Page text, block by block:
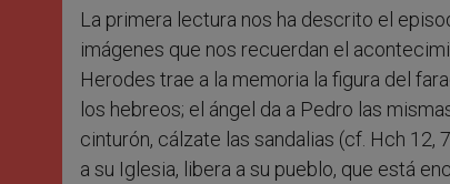
La primera lectura nos ha descrito el
imágenes que nos recuerdan el
Herodes trae a la memoria la figura del
los hebreos; el ángel da a Pedro las
cinturón, cálzate las sandalias (cf. Hch 12,
a su Iglesia, libera a su pueblo, que está